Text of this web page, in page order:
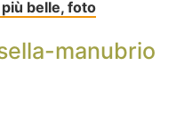
belle, foto
manubrio